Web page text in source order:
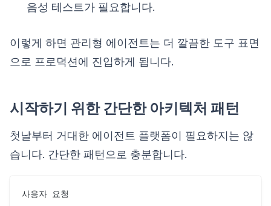
음성 테스트가 필요합니다.
이렇게 하면 관리형 에이전트는 더 깔끔한 도구 표면
으로 프로덕션에 진입하게 됩니다.
시작하기 위한 간단한 아키텍처 패턴
첫날부터 거대한 에이전트 플랫폼이 필요하지는 않
습니다. 간단한 패턴으로 충분합니다.
사용자 요청